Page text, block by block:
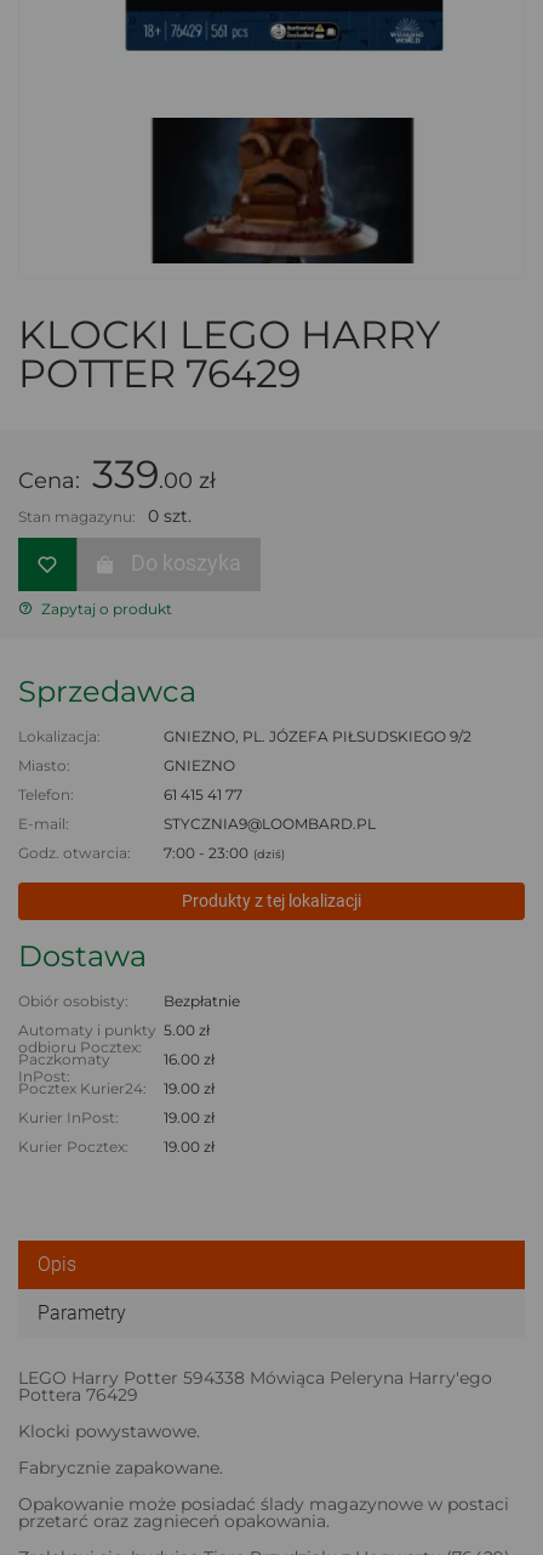
KLOCKI LEGO HARRY
POTTER 76429
Cena: 339.00 zł
Stan magazynu: 0 szt.
Do koszyka
Zapytaj o produkt
Sprzedawca
Lokalizacja:
GNIEZNO, PL. JÓZEFA PIŁSUDSKIEGO 9/2
Miasto:
GNIEZNO
Telefon:
61 415 41 77
E-mail:
STYCZNIA9@LOOMBARD.PL
Godz. otwarcia:
7:00 - 23:00 (dziś)
Produkty z tej lokalizacji
Dostawa
Obiór osobisty:
Bezpłatnie
Automaty i punkty
odbioru Pocztex:
5.00 zł
Paczkomaty
InPost:
16.00 zł
Pocztex Kurier24:
19.00 zł
Kurier InPost:
19.00 zł
Kurier Pocztex:
19.00 zł
Opis
Parametry
LEGO Harry Potter 594338 Mówiąca Peleryna Harry'ego
Pottera 76429
Klocki powystawowe.
Fabrycznie zapakowane.
Opakowanie może posiadać ślady magazynowe w postaci
przetarć oraz zagnieceń opakowania.